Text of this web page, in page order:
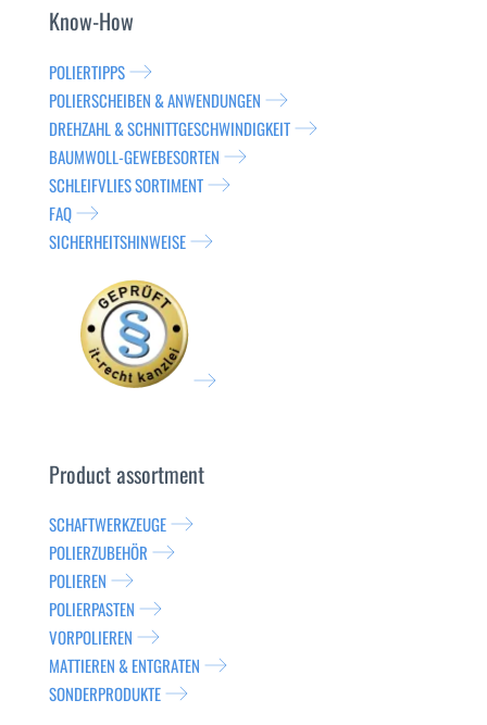
Know-How
POLIERTIPPS
POLIERSCHEIBEN & ANWENDUNGEN
DREHZAHL & SCHNITTGESCHWINDIGKEIT
BAUMWOLL-GEWEBESORTEN
SCHLEIFVLIES SORTIMENT
FAQ
SICHERHEITSHINWEISE
Product assortment
SCHAFTWERKZEUGE
POLIERZUBEHÖR
POLIEREN
POLIERPASTEN
VORPOLIEREN
MATTIEREN & ENTGRATEN
SONDERPRODUKTE